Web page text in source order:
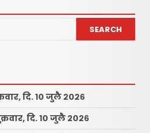
SEARCH
दि. १० जुलै २०२६
दि. १० जुलै २०२६